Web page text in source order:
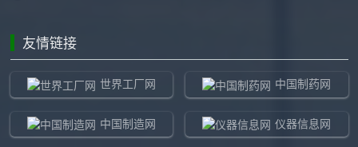
友情链接
世界工厂网 中国制药网
中国制造网 仪器信息网